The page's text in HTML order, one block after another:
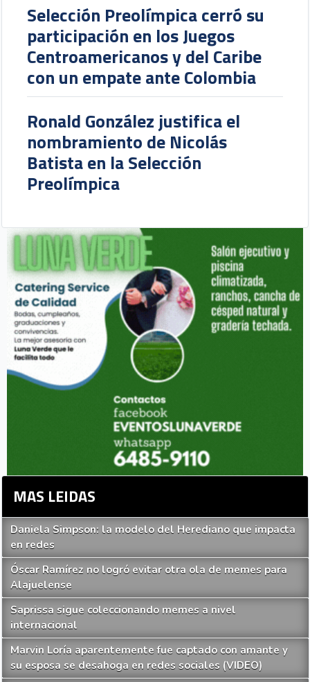
Selección Preolímpica cerró su
participación en los Juegos
Centroamericanos y del Caribe
con un empate ante Colombia
Ronald González justifica el
nombramiento de Nicolás
Batista en la Selección
Preolímpica
MAS LEIDAS
Daniela Simpson: la modelo del Herediano que impacta
en redes
Óscar Ramírez no logró evitar otra ola de memes para
Alajuelense
Saprissa sigue coleccionando memes a nivel
internacional
Marvin Loría aparentemente fue captado con amante y
su esposa se desahoga en redes sociales (VIDEO)